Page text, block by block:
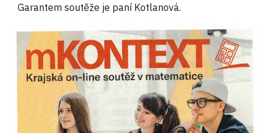
Garantem soutěže je paní Kotlanová.